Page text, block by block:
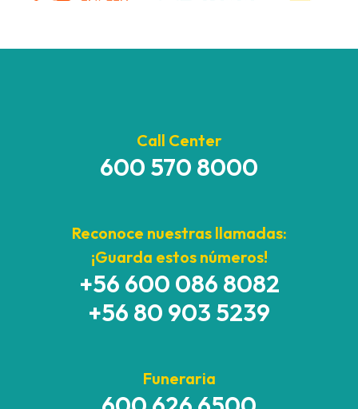
Call Center
600 570 8000
Reconoce nuestras llamadas:
¡Guarda estos números!
+56 600 086 8082
+56 80 903 5239
Funeraria